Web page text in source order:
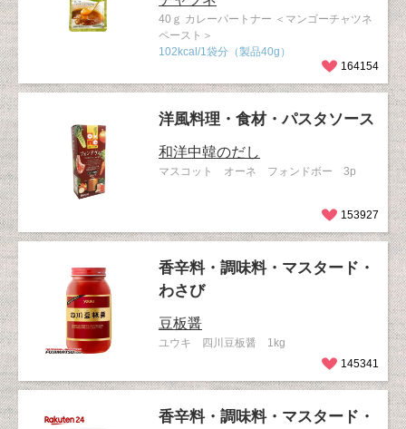
40ｇ カレーパートナー ＜マンゴーチャツネ
ペースト＞
102kcal/1袋分（製品40g）
164154
洋風料理・食材・パスタソース
和洋中韓のだし
マスコット オーネ フォンドボー 3p
153927
香辛料・調味料・マスタード・
わさび
豆板醤
ユウキ 四川豆板醤 1kg
145341
香辛料・調味料・マスタード・